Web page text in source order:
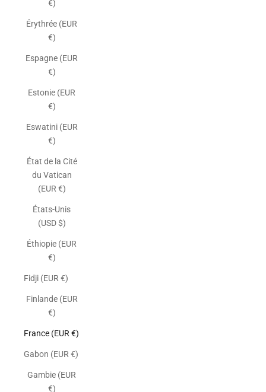
€)
Érythrée (EUR
€)
Espagne (EUR
€)
Estonie (EUR
€)
Eswatini (EUR
€)
État de la Cité
du Vatican
(EUR €)
États-Unis
(USD $)
Éthiopie (EUR
€)
Fidji (EUR €)
Finlande (EUR
€)
France (EUR €)
Gabon (EUR €)
Gambie (EUR
€)